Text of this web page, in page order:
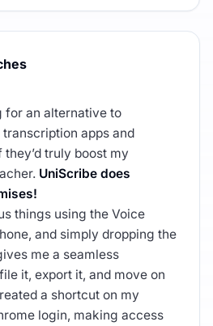
for an alternative to
apps and
truly boost my
UniScribe does
things using the Voice
and simply dropping the
me a seamless
it, export it, and move on
a shortcut on my
login, making access